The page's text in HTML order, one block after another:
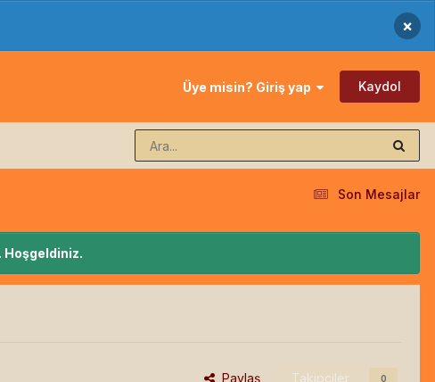
×
Üye misin? Giriş yap Kaydol
Son Mesajlar
Hoşgeldiniz.
Paylaş Takipçiler 0